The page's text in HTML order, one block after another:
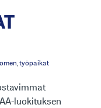
,työpaikat
luokituksen